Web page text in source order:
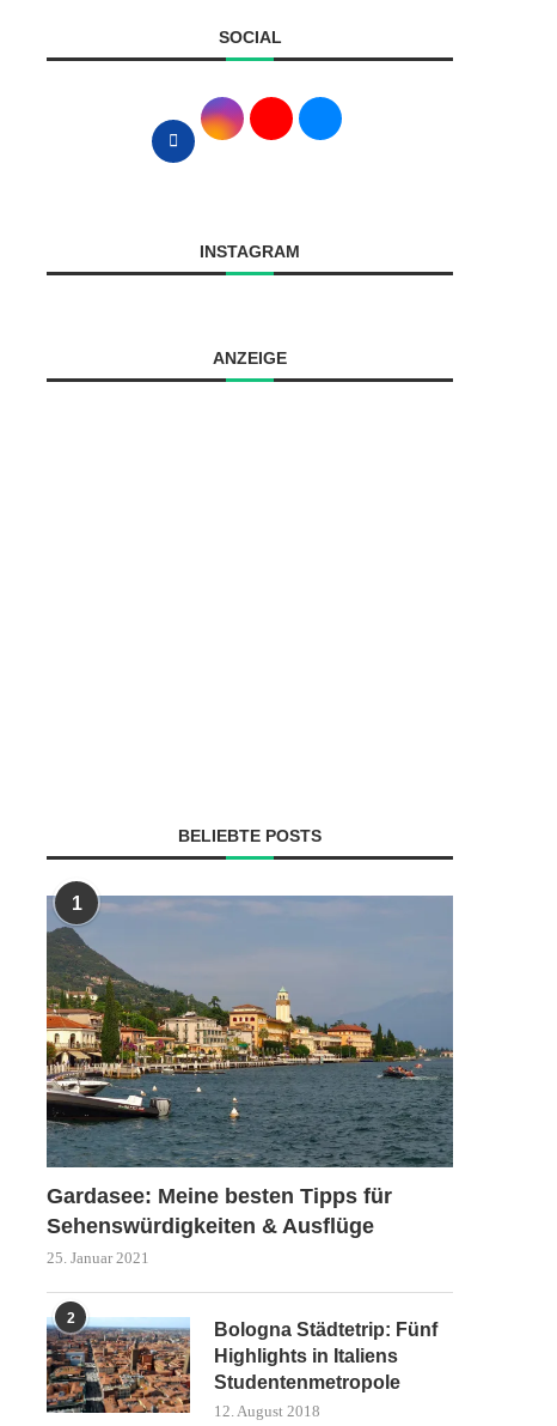
SOCIAL
INSTAGRAM
ANZEIGE
BELIEBTE POSTS
1
Gardasee: Meine besten Tipps für
Sehenswürdigkeiten & Ausflüge
25. Januar 2021
2
Bologna Städtetrip: Fünf
Highlights in Italiens
Studentenmetropole
12. August 2018